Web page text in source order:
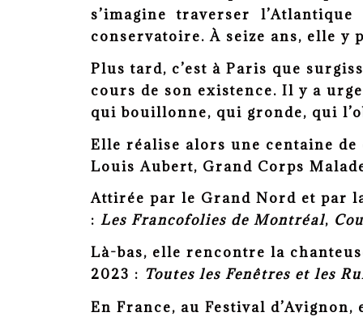
s’imagine traverser
conservatoire. À seize ans, elle y
Plus tard, c’est à Paris que
cours de son existence. Il y a
qui bouillonne, qui gronde, qui
Elle réalise alors une centaine
Louis Aubert, Grand Corps
Attirée par le Grand Nord et par
: Les Francofolies de Montréal,
Là-bas, elle rencontre la
2023 : Toutes les Fenêtres et les
En France, au Festival